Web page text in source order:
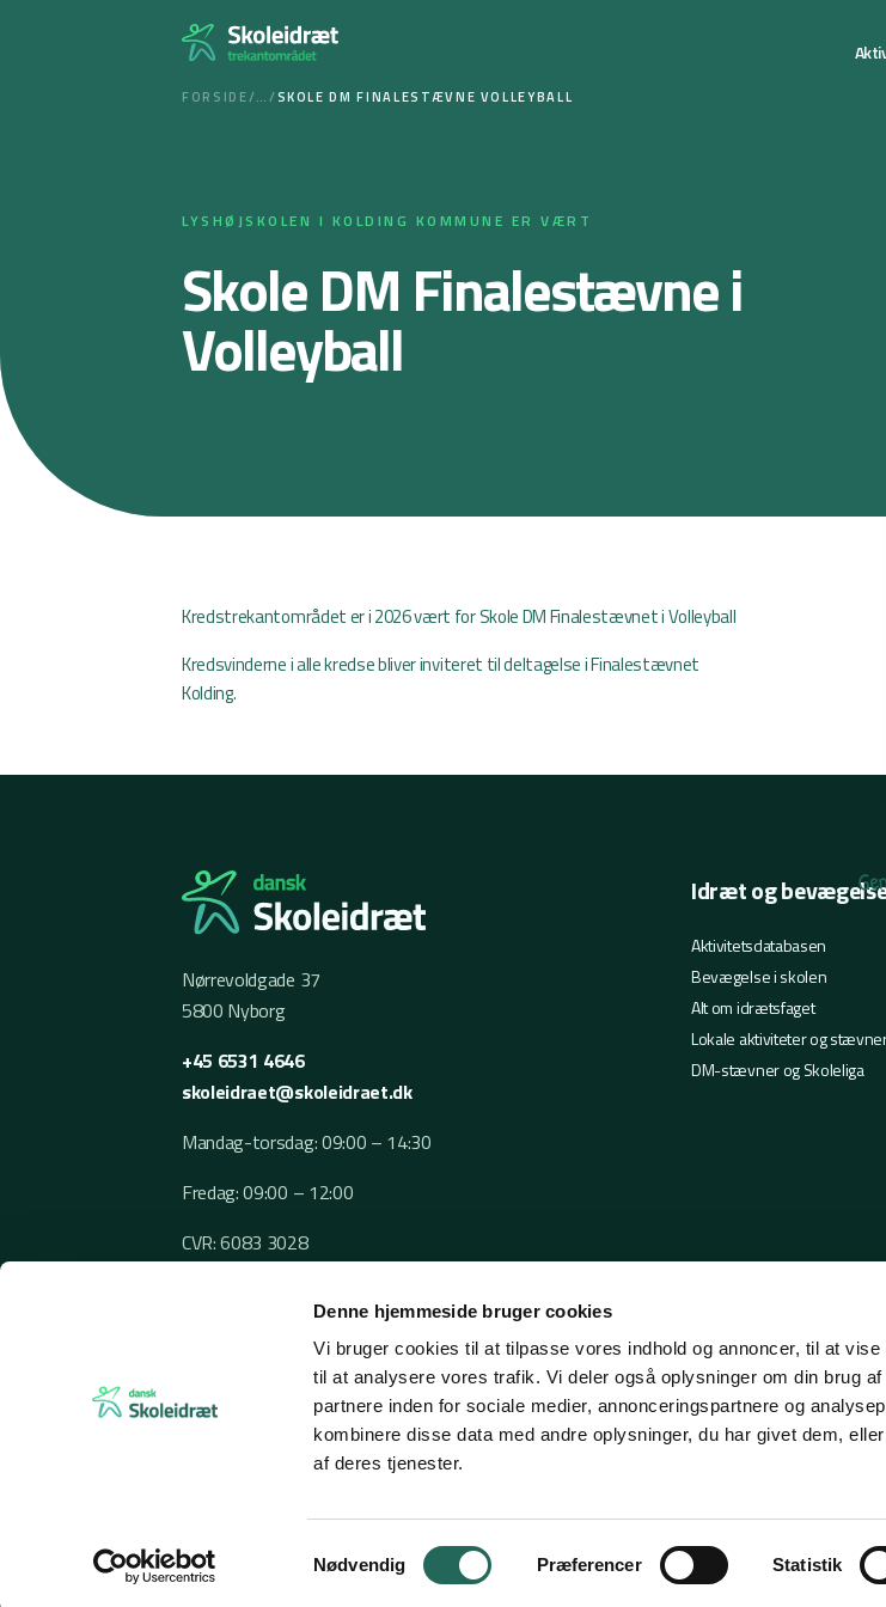
Denne hjemmeside bruger cookies
Vi bruger cookies til at tilpasse vores indhold og annoncer, til at
til at analysere vores trafik. Vi deler også oplysninger om din brug
partnere inden for sociale medier, annonceringspartnere og
kombinere disse data med andre oplysninger, du har givet dem,
af deres tjenester.
Samtykkevalg
Nødvendig Præferencer Statistik
FORSIDE/…/SKOLE DM FINALESTÆVNE VOLLEYBALL
LYSHØJSKOLEN I KOLDING KOMMUNE ER VÆRT
Skole DM Finalestævne i
Volleyball
Ge
Kredstrekantområdet er i 2026 vært for Skole DM Finalestævnet i Volleyball
Kredsvinderne i alle kredse bliver inviteret til deltagelse i Finalestævnet
Kolding.
Nørrevoldgade 37
5800 Nyborg
+45 6531 4646
skoleidraet@skoleidraet.dk
Mandag-torsdag: 09:00 – 14:30
Fredag: 09:00 – 12:00
CVR: 6083 3028
Idræt og
Aktivitetsdatabasen
Bevægelse i skolen
Alt om idrætsfaget
Lokale aktiviteter og
DM-stævner og Skoleliga